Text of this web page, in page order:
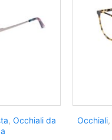
, Occhiali da
Occhiali,